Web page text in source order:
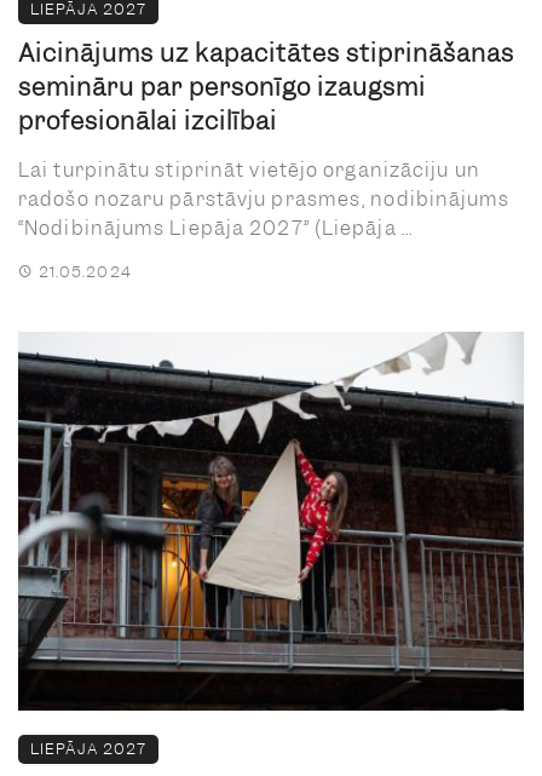
LIEPĀJA 2027
Aicinājums uz kapacitātes stiprināšanas
semināru par personīgo izaugsmi
profesionālai izcilībai
Lai turpinātu stiprināt vietējo organizāciju un
radošo nozaru pārstāvju prasmes, nodibinājums
“Nodibinājums Liepāja 2027” (Liepāja ...
21.05.2024
LIEPĀJA 2027